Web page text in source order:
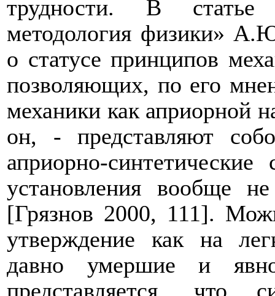
трудности. В
методология физики»
о статусе принципов
позволяющих, по его
механики как априорной
он, - представляют
априорно-
установления вообще
[Грязнов 2000, 111].
утверждение как на
давно умершие и
представляется, что